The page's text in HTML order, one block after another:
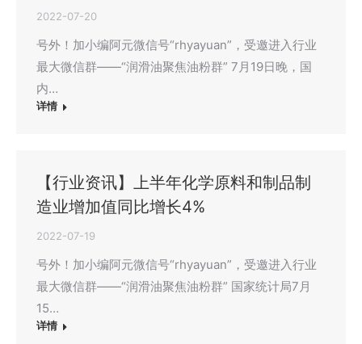
2022-07-20
号外！加小编阿元微信号“rhyayuan”，受邀进入行业
最大微信群——“润滑油聚焦油粉群” 7月19日晚，国
内…
详情
【行业资讯】上半年化学原料和制品制
造业增加值同比增长4%
2022-07-19
号外！加小编阿元微信号“rhyayuan”，受邀进入行业
最大微信群——“润滑油聚焦油粉群” 国家统计局7月
15…
详情